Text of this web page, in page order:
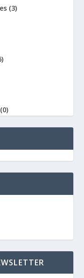
(3)
)
(0)